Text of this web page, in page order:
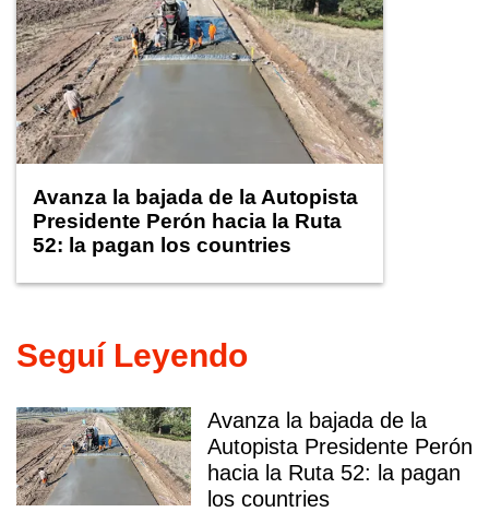
Avanza la bajada de la Autopista
Presidente Perón hacia la Ruta
52: la pagan los countries
Seguí Leyendo
Avanza la bajada de la
Autopista Presidente Perón
hacia la Ruta 52: la pagan
los countries